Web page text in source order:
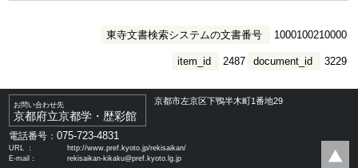
東寺文書検索システムの文書番号 1000100210000
document_id 3229
item_id 2487
お問い合わせ先
京都府立京都学・歴彩館
京都市左京区下鴨半木町1番地29
電話番号：075-723-4831
URL ：
http://www.pref.kyoto.jp/rekisaikan/
E-mail：
rekisaikan-kikaku@pref.kyoto.lg.jp